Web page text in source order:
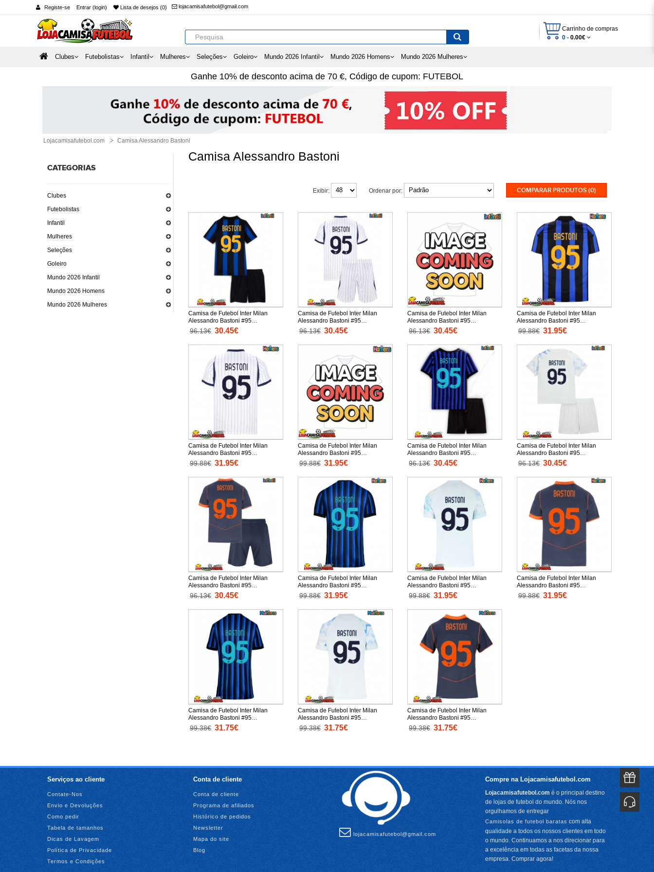
Registe-se Entrar (login) Lista de desejos (0) lojacamisafutebol@gmail.com
Carrinho de compras
0 - 0.00€
Clubes Futebolistas Infantil Mulheres Seleções Goleiro Mundo 2026 Infantil Mundo 2026 Homens Mundo 2026 Mulheres
Ganhe 10% de desconto acima de 70 €, Código de cupom: FUTEBOL
Lojacamisafutebol.com Camisa Alessandro Bastoni
CATEGORIAS
Clubes
Futebolistas
Infantil
Mulheres
Seleções
Goleiro
Mundo 2026 Infantil
Mundo 2026 Homens
Mundo 2026 Mulheres
Camisa Alessandro Bastoni
COMPARAR PRODUTOS (0)
Ordenar por:
Exibir:
Camisa de Futebol Inter Milan
Alessandro Bastoni #95
Equipamento Principal Infantil
2026-27 Manga Curta (+ Calças
96.13€ 30.45€
Camisa de Futebol Inter Milan
Alessandro Bastoni #95
Equipamento Secundário Infantil
2026-27 Manga Curta (+ Calças
96.13€ 30.45€
Camisa de Futebol Inter Milan
Alessandro Bastoni #95
Equipamento Alternativo Infantil
2026-27 Manga Curta (+ Calças
96.13€ 30.45€
Camisa de Futebol Inter Milan
Alessandro Bastoni #95
Equipamento Principal 2026-27
Manga Curta
99.88€ 31.95€
Camisa de Futebol Inter Milan
Alessandro Bastoni #95
Equipamento Secundário 2026-27
Manga Curta
99.88€ 31.95€
Camisa de Futebol Inter Milan
Alessandro Bastoni #95
Equipamento Alternativo 2026-27
Manga Curta
99.88€ 31.95€
Camisa de Futebol Inter Milan
Alessandro Bastoni #95
Equipamento Principal Infantil
2025-26 Manga Curta (+ Calças
96.13€ 30.45€
Camisa de Futebol Inter Milan
Alessandro Bastoni #95
Equipamento Secundário Infantil
2025-26 Manga Curta (+ Calças
96.13€ 30.45€
Camisa de Futebol Inter Milan
Alessandro Bastoni #95
Equipamento Alternativo Infantil
2025-26 Manga Curta (+ Calças
96.13€ 30.45€
Camisa de Futebol Inter Milan
Alessandro Bastoni #95
Equipamento Principal 2025-26
Manga Curta
99.88€ 31.95€
Camisa de Futebol Inter Milan
Alessandro Bastoni #95
Equipamento Secundário 2025-26
Manga Curta
99.88€ 31.95€
Camisa de Futebol Inter Milan
Alessandro Bastoni #95
Equipamento Alternativo 2025-26
Manga Curta
99.88€ 31.95€
Camisa de Futebol Inter Milan
Alessandro Bastoni #95
Equipamento Principal Mulheres
2025-26 Manga Curta
99.38€ 31.75€
Camisa de Futebol Inter Milan
Alessandro Bastoni #95
Equipamento Secundário Mulheres
2025-26 Manga Curta
99.38€ 31.75€
Camisa de Futebol Inter Milan
Alessandro Bastoni #95
Equipamento Alternativo Mulheres
2025-26 Manga Curta
99.38€ 31.75€
Serviços ao cliente
Contate-Nos
Envio e Devoluções
Como pedir
Tabela de tamanhos
Dicas de Lavagem
Política de Privacidade
Termos e Condições
Conta de cliente
Conta de cliente
Programa de afiliados
Histórico de pedidos
Newsletter
Mapa do site
Blog
lojacamisafutebol@gmail.com
Compre na Lojacamisafutebol.com
Lojacamisafutebol.com é o principal destino
de lojas de futebol do mundo. Nós nos
orgulhamos de entregar
Camisolas de futebol baratas com alta
qualidade a todos os nossos clientes em todo
o mundo. Continuamos a nos direcionar para
a excelência em todas as facetas da nossa
empresa. Comprar agora!